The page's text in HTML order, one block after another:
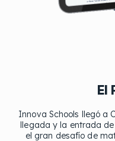
El
Innova Schools llegó a
llegada y la entrada
el gran desafío de